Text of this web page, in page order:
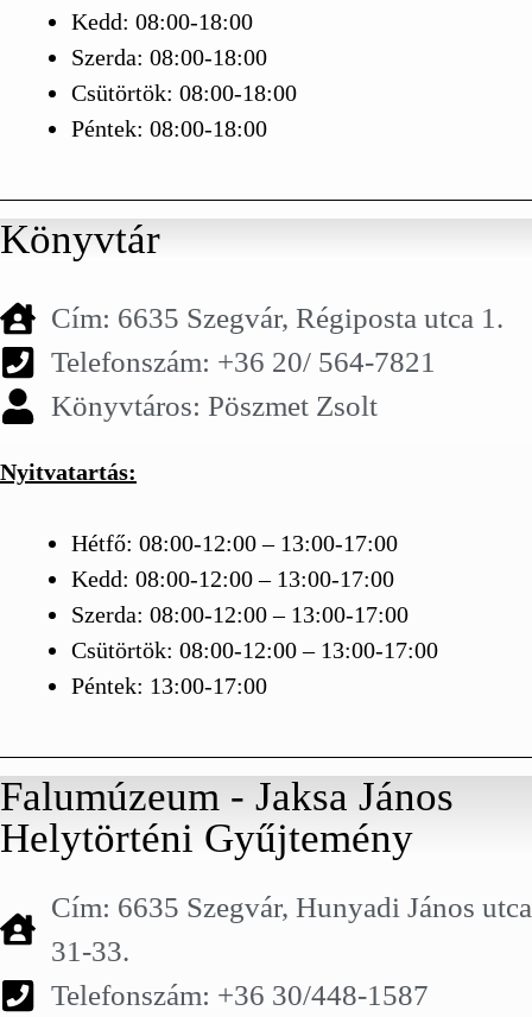
Kedd: 08:00-18:00
Szerda: 08:00-18:00
Csütörtök: 08:00-18:00
Péntek: 08:00-18:00
Könyvtár
Cím: 6635 Szegvár, Régiposta utca 1.
Telefonszám: +36 20/ 564-7821
Könyvtáros: Pöszmet Zsolt
Nyitvatartás:
Hétfő: 08:00-12:00 – 13:00-17:00
Kedd: 08:00-12:00 – 13:00-17:00
Szerda: 08:00-12:00 – 13:00-17:00
Csütörtök: 08:00-12:00 – 13:00-17:00
Péntek: 13:00-17:00
Falumúzeum - Jaksa János
Helytörténi Gyűjtemény
Cím: 6635 Szegvár, Hunyadi János utca
31-33.
Telefonszám: +36 30/448-1587